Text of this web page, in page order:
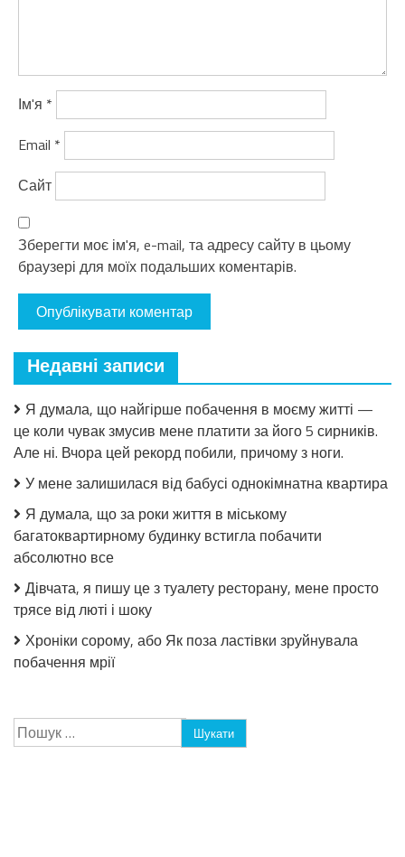
Ім'я *
Email *
Сайт
Зберегти моє ім'я, e-mail, та адресу сайту в цьому
браузері для моїх подальших коментарів.
Недавні записи
Я думала, що найгірше побачення в моєму житті —
це коли чувак змусив мене платити за його 5 сирників.
Але ні. Вчора цей рекорд побили, причому з ноги.
У мене залишилася від бабусі однокімнатна квартира
Я думала, що за роки життя в міському
багатоквартирному будинку встигла побачити
абсолютно все
Дівчата, я пишу це з туалету ресторану, мене просто
трясе від люті і шоку
Хроніки сорому, або Як поза ластівки зруйнувала
побачення мрії
Пошук: